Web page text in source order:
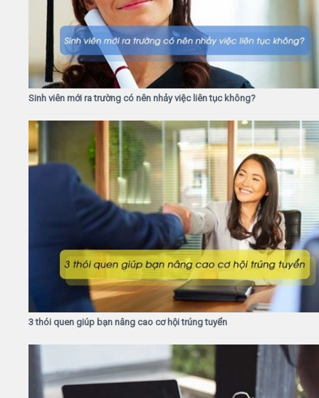
Sinh viên mới ra trường có nên nhảy việc liên tục không?
3 thói quen giúp bạn nâng cao cơ hội trúng tuyển